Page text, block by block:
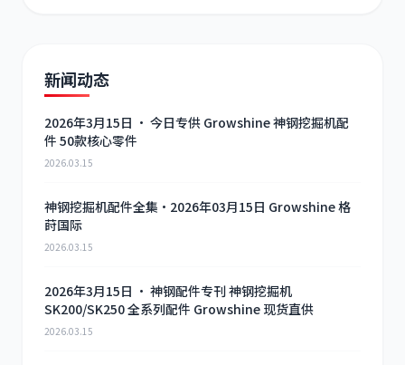
新闻动态
2026年3月15日 · 今日专供 Growshine 神钢挖掘机配
件 50款核心零件
2026.03.15
神钢挖掘机配件全集·2026年03月15日 Growshine 格
莳国际
2026.03.15
2026年3月15日 · 神钢配件专刊 神钢挖掘机
SK200/SK250 全系列配件 Growshine 现货直供
2026.03.15